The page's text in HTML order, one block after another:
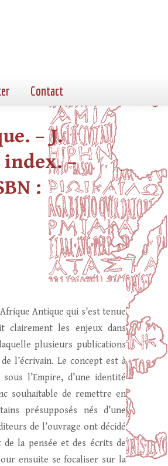
Contact
– J.
index. –
:
Antique qui s’est tenue
clairement les enjeux dans
plusieurs publications
l’écrivain. Le concept est à
l’Empire, d’une identité
souhaitable de remettre en
présupposés nés d’une
de l’ouvrage ont décidé
de la pensée et des écrits de
ensuite se focaliser sur la